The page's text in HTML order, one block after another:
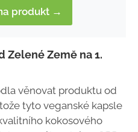
produkt →
Zelené Země na 1.
věnovat produktu od
tyto veganské kapsle
kokosového